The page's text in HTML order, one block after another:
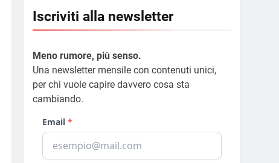
Iscriviti alla newsletter
Meno rumore, più senso.
Una newsletter mensile con contenuti unici,
per chi vuole capire davvero cosa sta
cambiando.